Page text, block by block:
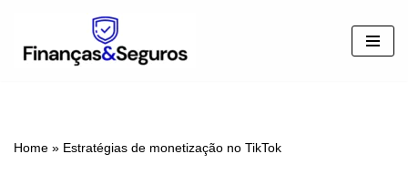
Pular
Home » Estratégias de monetização no TikTok